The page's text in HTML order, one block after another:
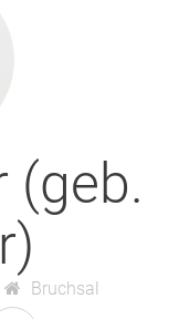
(geb.
Bruchsal